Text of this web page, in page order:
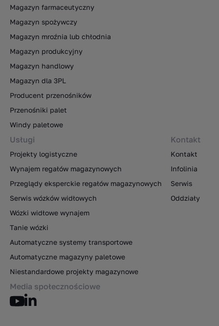
Magazyn farmaceutyczny
Magazyn spożywczy
Magazyn mroźnia lub chłodnia
Magazyn produkcyjny
Magazyn handlowy
Magazyn dla 3PL
Producent przenośników
Przenośniki palet
Windy paletowe
Usługi
Projekty logistyczne
Wynajem regałów magazynowych
Przeglądy eksperckie regałów magazynowych
Serwis wózków widłowych
Wózki widłowe wynajem
Tanie wózki
Automatyczne systemy transportowe
Automatyczne magazyny paletowe
Niestandardowe projekty magazynowe
Kontakt
Kontakt
Infolinia
Serwis
Oddziały
Media społecznościowe